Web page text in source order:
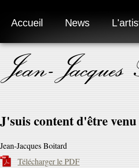
Accueil News
Jean-
J'suis content d'être
Jean-Jacques Boitard
Télécharger le PDF